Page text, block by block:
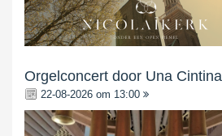
Orgelconcert door Una Cintina
22-08-2026 om 13:00